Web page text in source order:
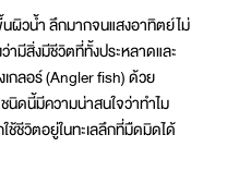
ผิวน้ำ ลึกมากจนแสงอาทิตย์ไม่
ามีสิ่งมีชีวิตที่ทั้งประหลาดและ
กลอร์ (Angler fish) ด้วย
ดนี้มีความน่าสนใจว่าทำไม
ช้ชีวิตอยู่ในทะเลลึกที่มืดมิดได้